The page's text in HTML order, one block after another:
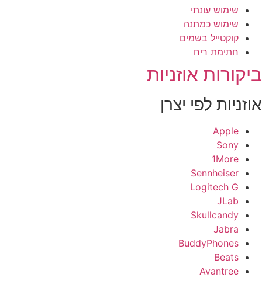
שימוש עונתי
שימוש כמתנה
קוקטייל בשמים
חתימת ריח
אוזניות
לפי יצרן
Apple
Sony
1More
Sennheiser
Logitech G
JLab
Skullcandy
Jabra
BuddyPhones
Beats
Avantree